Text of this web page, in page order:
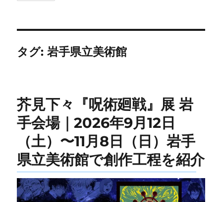
タグ:岩手県立美術館
芥見下々『呪術廻戦』展 岩
手会場｜2026年9月12日
（土）〜11月8日（日）岩手
県立美術館で創作工程を紹介